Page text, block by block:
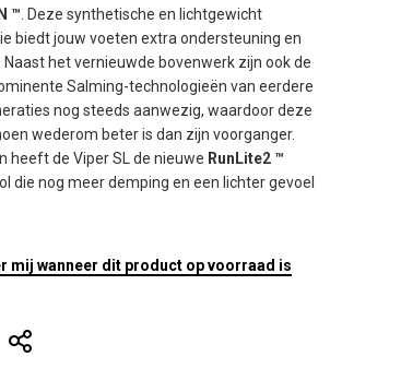
™ . Deze synthetische en lichtgewicht
biedt jouw voeten extra ondersteuning en
het vernieuwde bovenwerk zijn ook de
Salming-technologieën van eerdere
nog steeds aanwezig, waardoor deze
wederom beter is dan zijn voorganger.
heeft de Viper SL de nieuwe RunLite2 ™
die nog meer demping en een lichter gevoel
mij wanneer dit product op voorraad is